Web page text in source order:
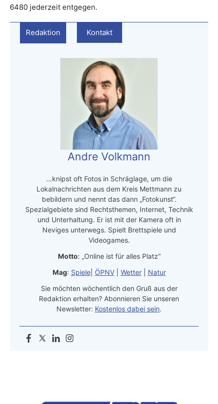
6480 jederzeit entgegen.
Redaktion Kontakt
Andre Volkmann
…knipst oft Fotos in Schräglage, um die
Lokalnachrichten aus dem Kreis Mettmann zu
bebildern und nennt das dann „Fotokunst“.
Spezialgebiete sind Rechtsthemen, Internet, Technik
und Unterhaltung. Er ist mit der Kamera oft in
Neviges unterwegs. Spielt Brettspiele und
Videogames.
Motto: „Online ist für alles Platz“
Mag: Spiele| ÖPNV| Wetter| Natur
Sie möchten wöchentlich den Gruß aus der
Redaktion erhalten? Abonnieren Sie unseren
Newsletter: Kostenlos dabei sein.